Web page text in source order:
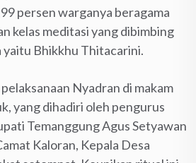
persen warganya beragama
kelas meditasi yang dibimbing
yaitu Bhikkhu Thitacarini.
Nyadran di makam
yang dihadiri oleh pengurus
Temanggung Agus Setyawan
Kaloran, Kepala Desa